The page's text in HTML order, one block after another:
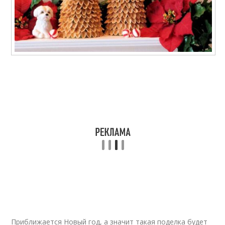
Приближается Новый год, а значит такая поделка будет